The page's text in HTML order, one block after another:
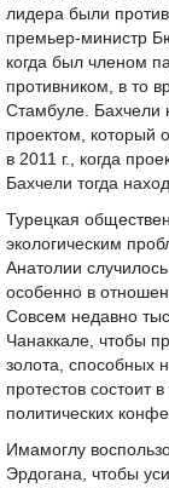
лидера были
премьер-министр
когда был членом
противником, в то
Стамбуле. Бахчели
проектом, который
в 2011 г., когда
Бахчели тогда
Турецкая
экологическим
Анатолии
особенно в
Совсем недавно
Чанаккале, чтобы
золота, способных
протестов состоит
политических
Имамоглу
Эрдогана, чтобы